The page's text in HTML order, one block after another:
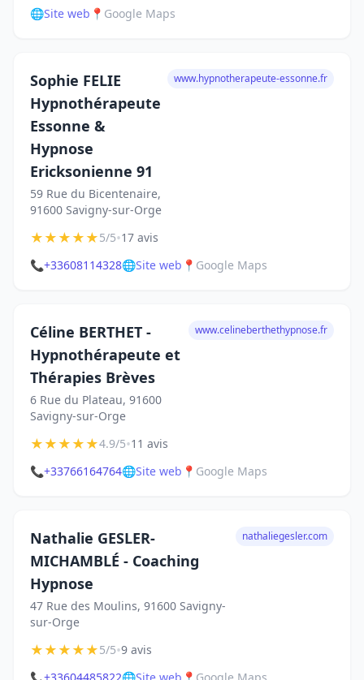
🌐Site web 📍 Google Maps
Sophie FELIE
Hypnothérapeute
Essonne &
Hypnose
Ericksonienne 91
59 Rue du Bicentenaire,
91600 Savigny-sur-Orge
www.hypnotherapeute-essonne.fr
★★★★★5/5•17 avis
📞+33608114328🌐Site web 📍 Google Maps
Céline BERTHET -
Hypnothérapeute et
Thérapies Brèves
6 Rue du Plateau, 91600
Savigny-sur-Orge
www.celineberthethypnose.fr
★★★★★4.9/5•11 avis
📞+33766164764🌐Site web 📍 Google Maps
Nathalie GESLER-
MICHAMBLÉ - Coaching
Hypnose
47 Rue des Moulins, 91600 Savigny-
sur-Orge
nathaliegesler.com
★★★★★5/5•9 avis